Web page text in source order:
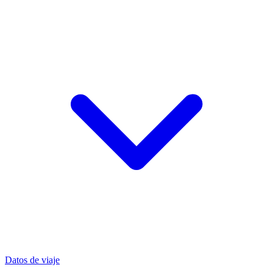
Datos de viaje